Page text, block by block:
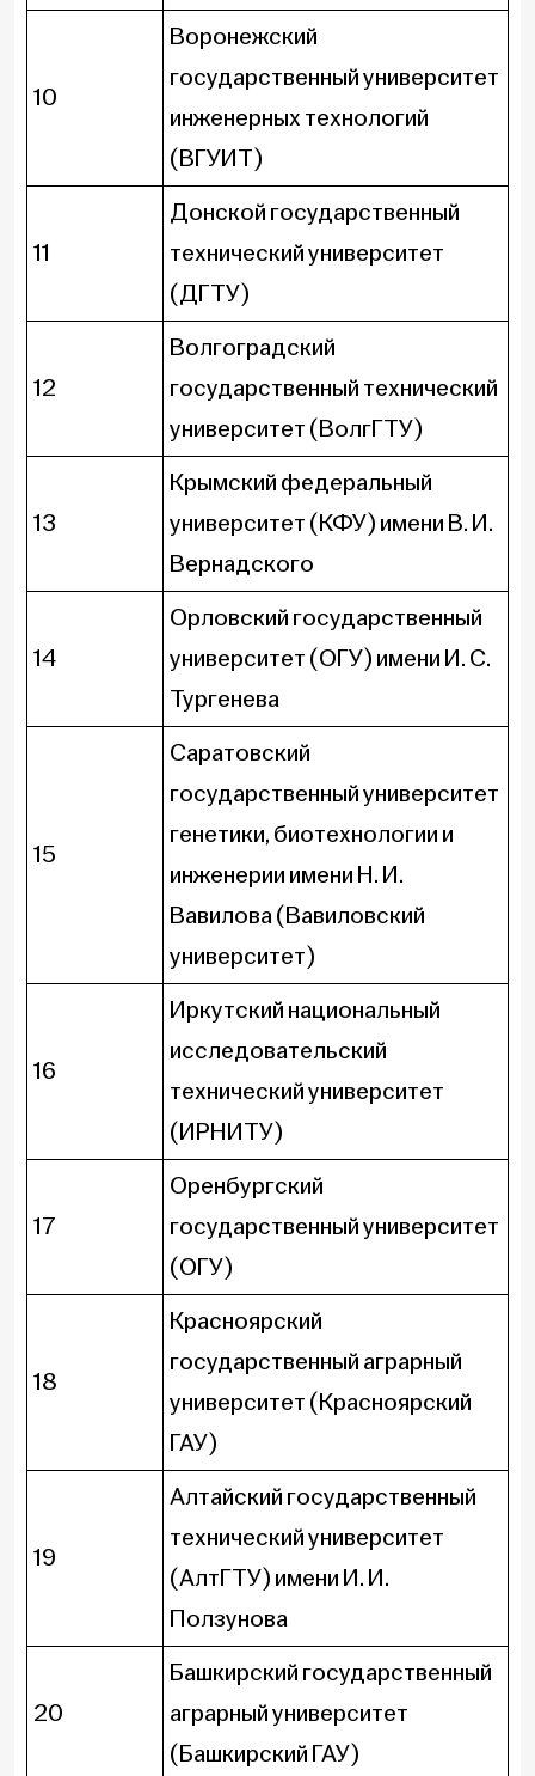
10
Воронежский
государственный университет
инженерных технологий
(ВГУИТ)
11
Донской государственный
технический университет
(ДГТУ)
12
Волгоградский
государственный технический
университет (ВолгГТУ)
13
Крымский федеральный
университет (КФУ) имени В. И.
Вернадского
14
Орловский государственный
университет (ОГУ) имени И. С.
Тургенева
15
Саратовский
государственный университет
генетики, биотехнологии и
инженерии имени Н. И.
Вавилова (Вавиловский
университет)
16
Иркутский национальный
исследовательский
технический университет
(ИРНИТУ)
17
Оренбургский
государственный университет
(ОГУ)
18
Красноярский
государственный аграрный
университет (Красноярский
ГАУ)
19
Алтайский государственный
технический университет
(АлтГТУ) имени И. И.
Ползунова
20
Башкирский государственный
аграрный университет
(Башкирский ГАУ)